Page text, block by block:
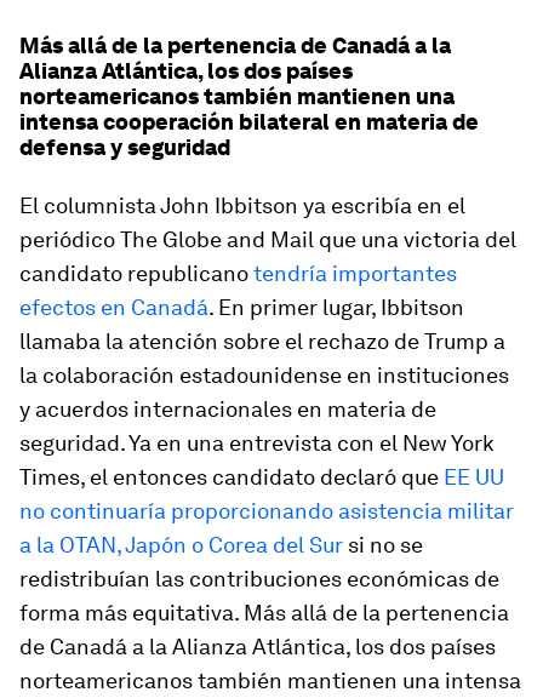
Más allá de la pertenencia de Canadá a la
Alianza Atlántica, los dos países
norteamericanos también mantienen una
intensa cooperación bilateral en materia de
defensa y seguridad
El columnista John Ibbitson ya escribía en el
periódicoThe Globe and Mail que una victoria del
candidato republicanotendría importantes
efectos en Canadá. En primer lugar, Ibbitson
llamaba la atención sobre el rechazo de Trump a
la colaboración estadounidense en instituciones
y acuerdos internacionales en materia de
seguridad. Ya en una entrevista con el New York
Times, el entonces candidato declaró que EE UU
no continuaría proporcionando asistencia militar
a la OTAN, Japón o Corea del Sur si no se
redistribuían las contribuciones económicas de
forma más equitativa. Más allá de la pertenencia
de Canadá a la Alianza Atlántica, los dos países
norteamericanos también mantienen una intensa